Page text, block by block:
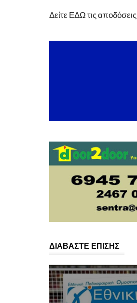
Δείτε ΕΔΩ τις αποδόσεις
ΔΙΑΒΑΣΤΕ ΕΠΙΣΗΣ